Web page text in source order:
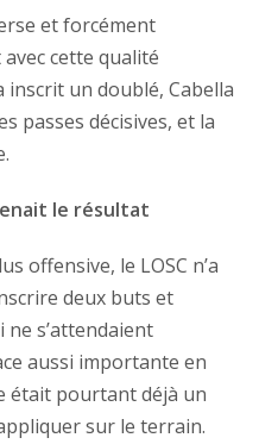
et forcément
cette qualité
inscrit un doublé, Cabella
passes décisives, et la
le résultat
offensive, le LOSC n’a
deux buts et
s’attendaient
aussi importante en
était pourtant déjà un
sur le terrain.